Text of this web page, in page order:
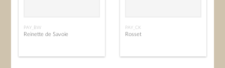
PAY_BW
Reinette de Savoie
PAY_CK
Rosset